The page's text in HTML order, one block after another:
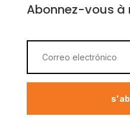
Abonnez-vous à